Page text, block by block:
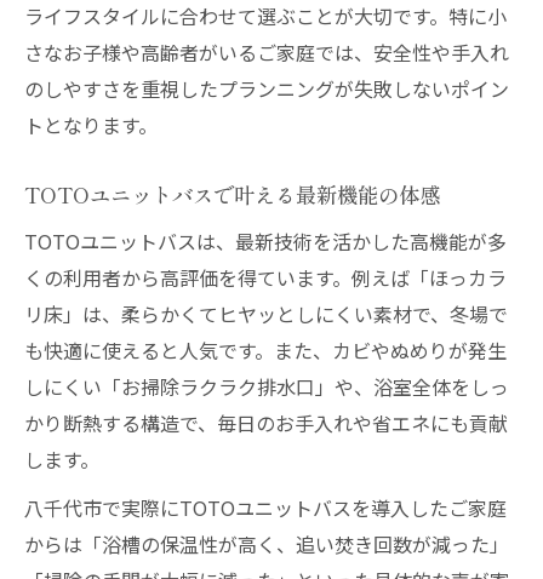
ライフスタイルに合わせて選ぶことが大切です。特に小
さなお子様や高齢者がいるご家庭では、安全性や手入れ
のしやすさを重視したプランニングが失敗しないポイン
トとなります。
TOTOユニットバスで叶える最新機能の体感
TOTOユニットバスは、最新技術を活かした高機能が多
くの利用者から高評価を得ています。例えば「ほっカラ
リ床」は、柔らかくてヒヤッとしにくい素材で、冬場で
も快適に使えると人気です。また、カビやぬめりが発生
しにくい「お掃除ラクラク排水口」や、浴室全体をしっ
かり断熱する構造で、毎日のお手入れや省エネにも貢献
します。
八千代市で実際にTOTOユニットバスを導入したご家庭
からは「浴槽の保温性が高く、追い焚き回数が減った」